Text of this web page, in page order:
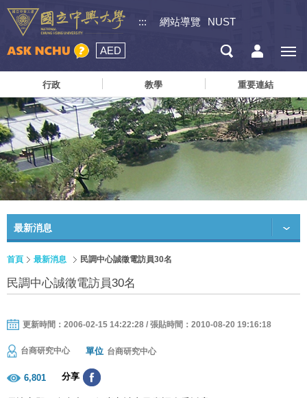
::: 網站導覽 NUST
AED
行政 教學 重要連結
最新消息
首頁 最新消息 民調中心誠徵電訪員30名
民調中心誠徵電訪員30名
更新時間：2006-02-15 14:22:28 / 張貼時間：2010-08-20 19:16:18
台商研究中心 單位 台商研究中心
6,801 分享